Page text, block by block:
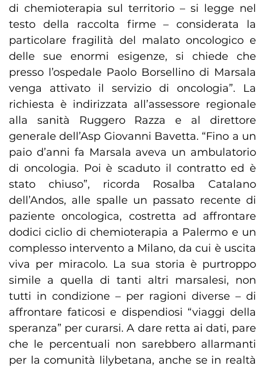
di chemioterapia sul territorio – si legge nel
testo della raccolta firme – considerata la
particolare fragilità del malato oncologico e
delle sue enormi esigenze, si chiede che
presso l’ospedale Paolo Borsellino di Marsala
venga attivato il servizio di oncologia”. La
richiesta è indirizzata all’assessore regionale
alla sanità Ruggero Razza e al direttore
generale dell’Asp Giovanni Bavetta. “Fino a un
paio d’anni fa Marsala aveva un ambulatorio
di oncologia. Poi è scaduto il contratto ed è
stato chiuso”, ricorda Rosalba Catalano
dell’Andos, alle spalle un passato recente di
paziente oncologica, costretta ad affrontare
dodici ciclio di chemioterapia a Palermo e un
complesso intervento a Milano, da cui è uscita
viva per miracolo. La sua storia è purtroppo
simile a quella di tanti altri marsalesi, non
tutti in condizione – per ragioni diverse – di
affrontare faticosi e dispendiosi “viaggi della
speranza” per curarsi. A dare retta ai dati, pare
che le percentuali non sarebbero allarmanti
per la comunità lilybetana, anche se in realtà